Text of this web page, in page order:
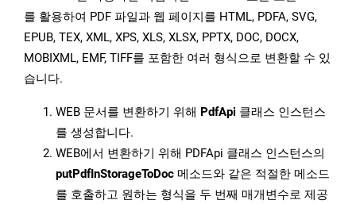
를 활용하여 PDF 파일과 웹 페이지를 HTML, PDFA, SVG,
EPUB, TEX, XML, XPS, XLS, XLSX, PPTX, DOC, DOCX,
MOBIXML, EMF, TIFF를 포함한 여러 형식으로 변환할 수 있
습니다.
WEB 문서를 변환하기 위해 PdfApi 클래스 인스턴스
를 생성합니다.
WEB에서 변환하기 위해 PDFApi 클래스 인스턴스의
putPdfInStorageToDoc 메소드와 같은 적절한 메소드
를 호출하고 원하는 형식을 두 번째 매개변수로 제공